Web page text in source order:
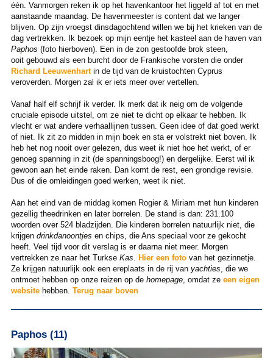
één. Vanmorgen reken ik op het havenkantoor het liggeld af tot en met
aanstaande maandag. De havenmeester is content dat we langer
blijven. Op zijn vroegst dinsdagochtend willen we bij het krieken van de
dag vertrekken. Ik bezoek op mijn eentje het kasteel aan de haven van
Paphos (foto hierboven). Een in de zon gestoofde brok steen,
ooit gebouwd als een burcht door de Frankische vorsten die onder
Richard Leeuwenhartin de tijd van de kruistochten Cyprus
veroverden. Morgen zal ik er iets meer over vertellen.
Vanaf half elf schrijf ik verder. Ik merk dat ik neig om de volgende
cruciale episode uitstel, om ze niet te dicht op elkaar te hebben. Ik
vlecht er wat andere verhaallijnen tussen. Geen idee of dat goed werkt
of niet. Ik zit zo midden in mijn boek en sta er volstrekt niet boven. Ik
heb het nog nooit over gelezen, dus weet ik niet hoe het werkt, of er
genoeg spanning in zit (de spanningsboog!) en dergelijke. Eerst wil ik
gewoon aan het einde raken. Dan komt de rest, een grondige revisie.
Dus of die omleidingen goed werken, weet ik niet.
Aan het eind van de middag komen Rogier & Miriam met hun kinderen
gezellig theedrinken en later borrelen. De stand is dan: 231.100
woorden over 524 bladzijden. Die kinderen borrelen natuurlijk niet, die
krijgen drinkdanoontjes en chips, die Ans speciaal voor ze gekocht
heeft. Veel tijd voor dit verslag is er daarna niet meer. Morgen
vertrekken ze naar het Turkse Kas. Hier een fotovan het gezinnetje.
Ze krijgen natuurlijk ook een ereplaats in de rij van yachties, die we
ontmoet hebben op onze reizen op de homepage, omdat ze een eigen
websitehebben. Terug naar boven
Paphos (11)